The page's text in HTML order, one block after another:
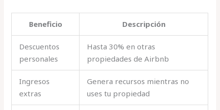
Beneficio Descripción
Descuentos
personales
Hasta 30% en otras
propiedades de Airbnb
Ingresos
extras
Genera recursos mientras no
uses tu propiedad